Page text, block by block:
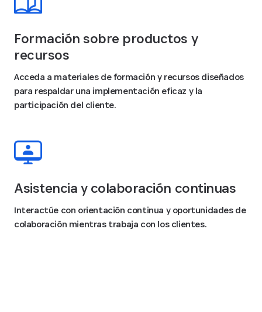
Formación sobre productos y
recursos
Acceda a materiales de formación y recursos diseñados
para respaldar una implementación eficaz y la
participación del cliente.
Asistencia y colaboración continuas
Interactúe con orientación continua y oportunidades de
colaboración mientras trabaja con los clientes.